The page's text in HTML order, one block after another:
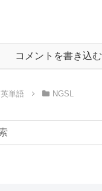
コメントを書き込む
英単語 NGSL